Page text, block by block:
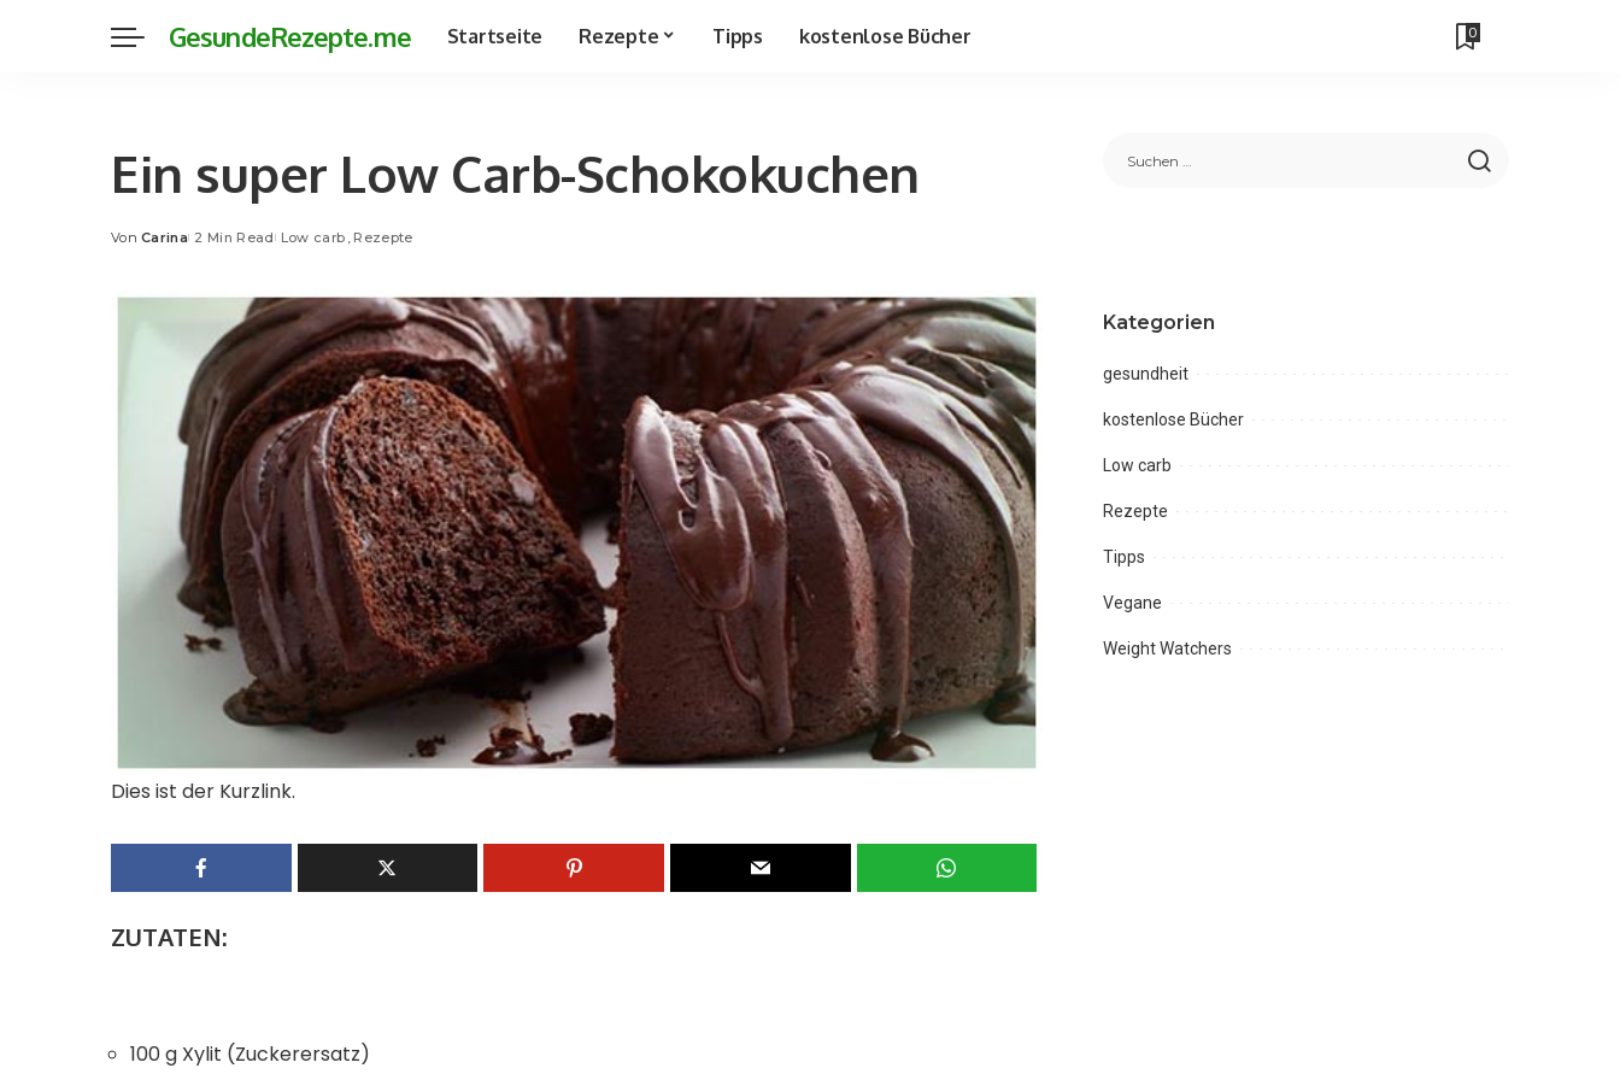
GesundeRezepte.me Startseite Rezepte Tipps kostenlose Bücher 0
Ein super Low Carb-Schokokuchen
Posted
Von Carina 2 Min Read Low carb Rezepte
Dies ist der Kurzlink.
ZUTATEN:
100 g Xylit (Zuckerersatz)
Kategorien
gesundheit
kostenlose Bücher
Low carb
Rezepte
Tipps
Vegane
Weight Watchers